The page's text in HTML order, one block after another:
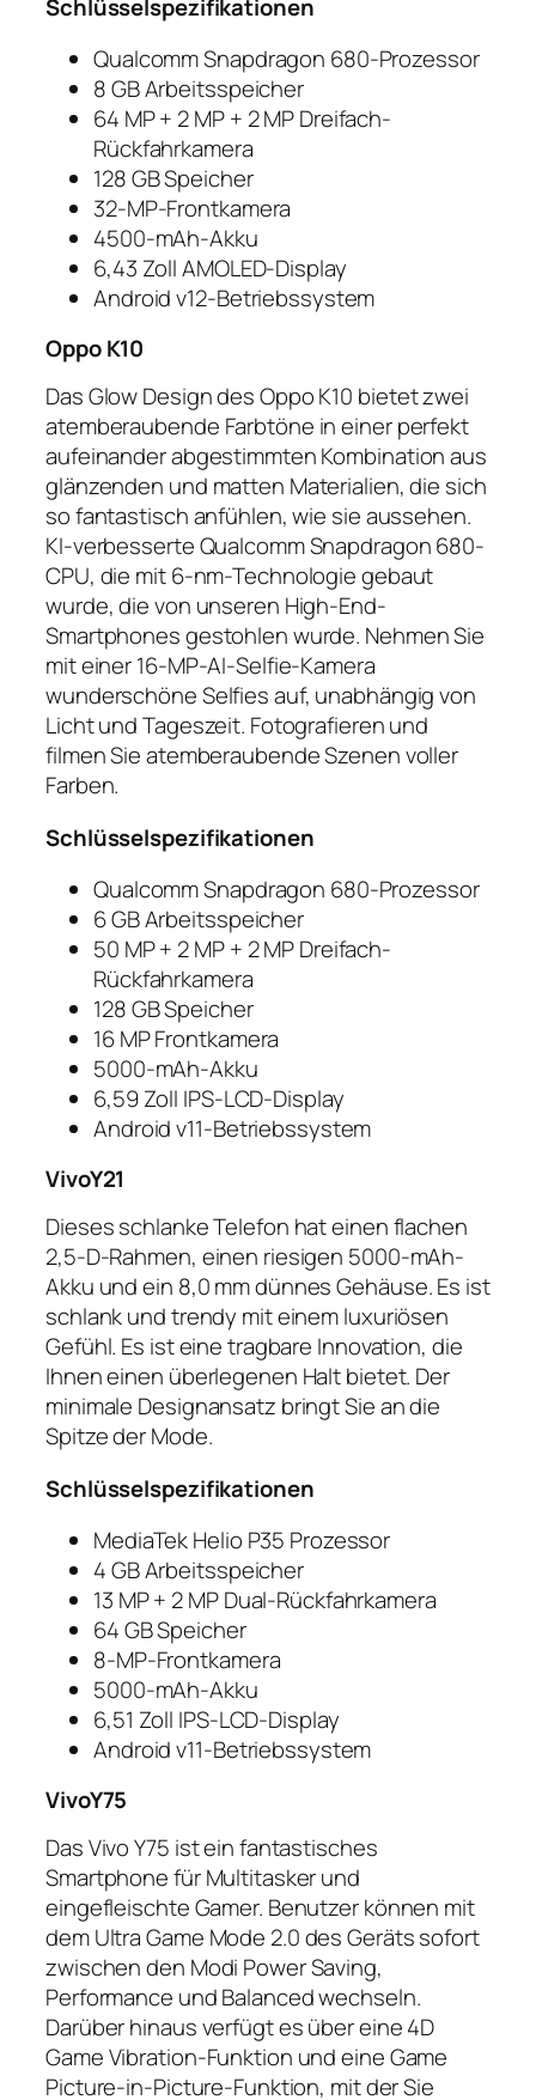
Schlüsselspezifikationen
Qualcomm Snapdragon 680-Prozessor
8 GB Arbeitsspeicher
64 MP + 2 MP + 2 MP Dreifach-
Rückfahrkamera
128 GB Speicher
32-MP-Frontkamera
4500-mAh-Akku
6,43 Zoll AMOLED-Display
Android v12-Betriebssystem
Oppo K10
Das Glow Design des Oppo K10 bietet zwei
atemberaubende Farbtöne in einer perfekt
aufeinander abgestimmten Kombination aus
glänzenden und matten Materialien, die sich
so fantastisch anfühlen, wie sie aussehen.
KI-verbesserte Qualcomm Snapdragon 680-
CPU, die mit 6-nm-Technologie gebaut
wurde, die von unseren High-End-
Smartphones gestohlen wurde. Nehmen Sie
mit einer 16-MP-AI-Selfie-Kamera
wunderschöne Selfies auf, unabhängig von
Licht und Tageszeit. Fotografieren und
filmen Sie atemberaubende Szenen voller
Farben.
Schlüsselspezifikationen
Qualcomm Snapdragon 680-Prozessor
6 GB Arbeitsspeicher
50 MP + 2 MP + 2 MP Dreifach-
Rückfahrkamera
128 GB Speicher
16 MP Frontkamera
5000-mAh-Akku
6,59 Zoll IPS-LCD-Display
Android v11-Betriebssystem
VivoY21
Dieses schlanke Telefon hat einen flachen
2,5-D-Rahmen, einen riesigen 5000-mAh-
Akku und ein 8,0 mm dünnes Gehäuse. Es ist
schlank und trendy mit einem luxuriösen
Gefühl. Es ist eine tragbare Innovation, die
Ihnen einen überlegenen Halt bietet. Der
minimale Designansatz bringt Sie an die
Spitze der Mode.
Schlüsselspezifikationen
MediaTek Helio P35 Prozessor
4 GB Arbeitsspeicher
13 MP + 2 MP Dual-Rückfahrkamera
64 GB Speicher
8-MP-Frontkamera
5000-mAh-Akku
6,51 Zoll IPS-LCD-Display
Android v11-Betriebssystem
VivoY75
Das Vivo Y75 ist ein fantastisches
Smartphone für Multitasker und
eingefleischte Gamer. Benutzer können mit
dem Ultra Game Mode 2.0 des Geräts sofort
zwischen den Modi Power Saving,
Performance und Balanced wechseln.
Darüber hinaus verfügt es über eine 4D
Game Vibration-Funktion und eine Game
Picture-in-Picture-Funktion, mit der Sie